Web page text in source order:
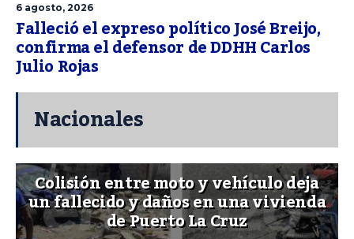
6 agosto, 2026
Falleció el expreso político José Breijo,
confirma el defensor de DDHH Carlos
Julio Rojas
Nacionales
Colisión entre moto y vehículo deja
un fallecido y daños en una vivienda
de Puerto La Cruz